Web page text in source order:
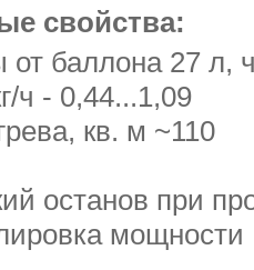
свойства:
от баллона 27 л,
ч - 0,44...1,09
кв. м ~110
останов при
мощности